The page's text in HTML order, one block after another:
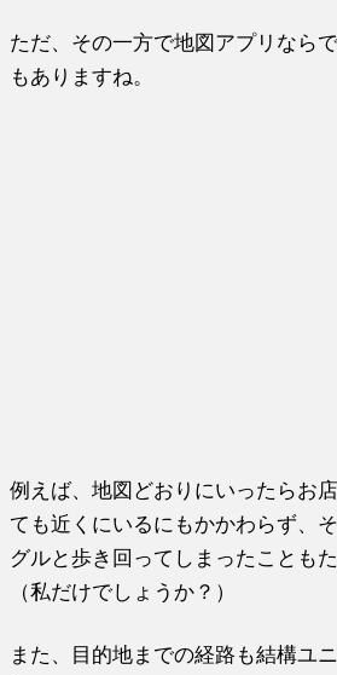
ただ、その一方で地図アプリなら
もありますね。
例えば、地図どおりにいったらお
ても近くにいるにもかかわらず、
グルと歩き回ってしまったことも
（私だけでしょうか？）
また、目的地までの経路も結構ユ